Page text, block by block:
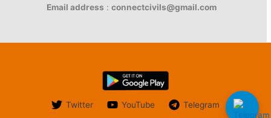
Email address : connectcivils@gmail.com
Twitter YouTube Telegram